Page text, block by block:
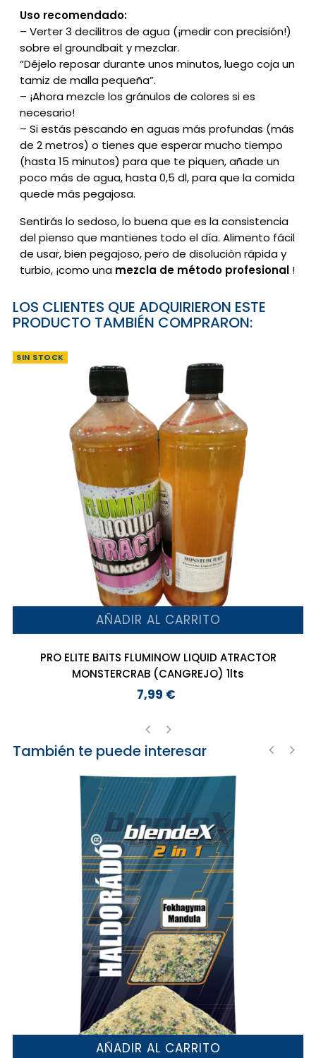
Uso recomendado:
– Verter 3 decilitros de agua (¡medir con precisión!)
sobre el groundbait y mezclar.
“Déjelo reposar durante unos minutos, luego coja un
tamiz de malla pequeña”.
– ¡Ahora mezcle los gránulos de colores si es
necesario!
– Si estás pescando en aguas más profundas (más
de 2 metros) o tienes que esperar mucho tiempo
(hasta 15 minutos) para que te piquen, añade un
poco más de agua, hasta 0,5 dl, para que la comida
quede más pegajosa.
Sentirás lo sedoso, lo buena que es la consistencia
del pienso que mantienes todo el día. Alimento fácil
de usar, bien pegajoso, pero de disolución rápida y
turbio, ¡como una mezcla de método profesional !
LOS CLIENTES QUE ADQUIRIERON ESTE
PRODUCTO TAMBIÉN COMPRARON:
SIN STOCK
AÑADIR AL CARRITO
PRO ELITE BAITS FLUMINOW LIQUID ATRACTOR
MONSTERCRAB (CANGREJO) 1lts
Precio
7,99 €
‹ ›
También te puede interesar
AÑADIR AL CARRITO